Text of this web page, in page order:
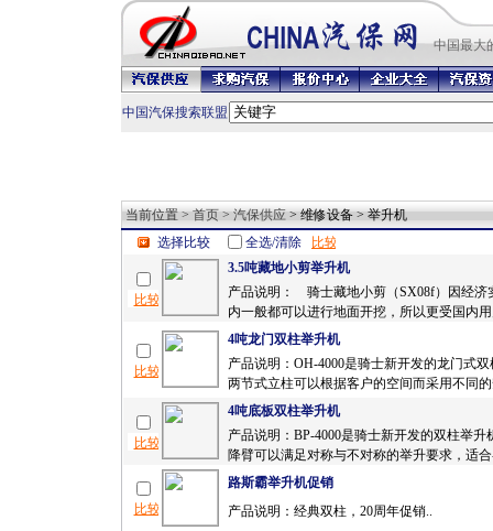
中国最大
中国汽保搜索联盟
当前位置 > 首页 > 汽保供应 > 维修设备 > 举升机
选择比较
全选/清除
3.5吨藏地小剪举升机
产品说明： 骑士藏地小剪（SX08f）因经济
内一般都可以进行地面开挖，所以更受国内
4吨龙门双柱举升机
产品说明：OH-4000是骑士新开发的龙门式
两节式立柱可以根据客户的空间而采用不同
4吨底板双柱举升机
产品说明：BP-4000是骑士新开发的双柱举升
降臂可以满足对称与不对称的举升要求，适
路斯霸举升机促销
产品说明：经典双柱，20周年促销..